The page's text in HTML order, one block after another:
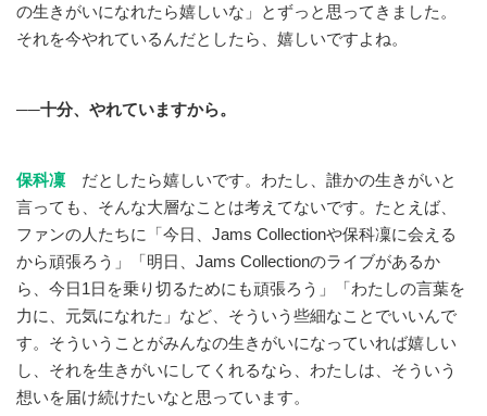
の生きがいになれたら嬉しいな」とずっと思ってきました。
それを今やれているんだとしたら、嬉しいですよね。
──十分、やれていますから。
保科凜 だとしたら嬉しいです。わたし、誰かの生きがいと
言っても、そんな大層なことは考えてないです。たとえば、
ファンの人たちに「今日、Jams Collectionや保科凜に会える
から頑張ろう」「明日、Jams Collectionのライブがあるか
ら、今日1日を乗り切るためにも頑張ろう」「わたしの言葉を
力に、元気になれた」など、そういう些細なことでいいんで
す。そういうことがみんなの生きがいになっていれば嬉しい
し、それを生きがいにしてくれるなら、わたしは、そういう
想いを届け続けたいなと思っています。